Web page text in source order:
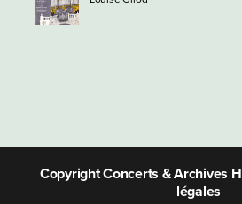
Copyright Concerts & Archives
légales